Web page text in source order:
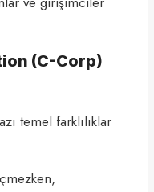
(C-Corp)
temel farklılıklar